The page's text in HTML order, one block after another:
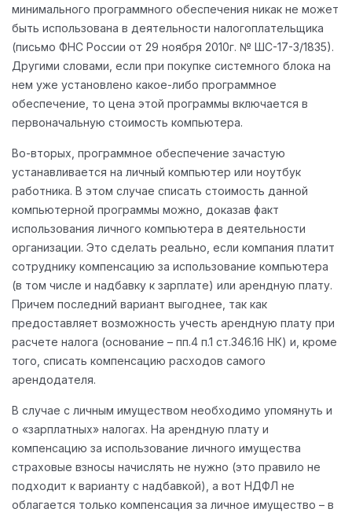
минимального программного обеспечения никак не может
быть использована в деятельности налогоплательщика
(письмо ФНС России от 29 ноября 2010г. № ШС-17-3/1835).
Другими словами, если при покупке системного блока на
нем уже установлено какое-либо программное
обеспечение, то цена этой программы включается в
первоначальную стоимость компьютера.
Во-вторых, программное обеспечение зачастую
устанавливается на личный компьютер или ноутбук
работника. В этом случае списать стоимость данной
компьютерной программы можно, доказав факт
использования личного компьютера в деятельности
организации. Это сделать реально, если компания платит
сотруднику компенсацию за использование компьютера
(в том числе и надбавку к зарплате) или арендную плату.
Причем последний вариант выгоднее, так как
предоставляет возможность учесть арендную плату при
расчете налога (основание – пп.4 п.1 ст.346.16 НК) и, кроме
того, списать компенсацию расходов самого
арендодателя.
В случае с личным имуществом необходимо упомянуть и
о «зарплатных» налогах. На арендную плату и
компенсацию за использование личного имущества
страховые взносы начислять не нужно (это правило не
подходит к варианту с надбавкой), а вот НДФЛ не
облагается только компенсация за личное имущество – в